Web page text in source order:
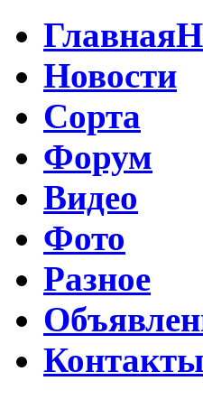
Главная
Новости
Сорта
Форум
Видео
Фото
Разное
Контакты